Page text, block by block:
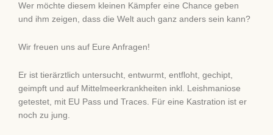
Wer möchte diesem kleinen Kämpfer eine Chance geben
und ihm zeigen, dass die Welt auch ganz anders sein kann?
Wir freuen uns auf Eure Anfragen!
Er ist tierärztlich untersucht, entwurmt, entfloht, gechipt,
geimpft und auf Mittelmeerkrankheiten inkl. Leishmaniose
getestet, mit EU Pass und Traces. Für eine Kastration ist er
noch zu jung.